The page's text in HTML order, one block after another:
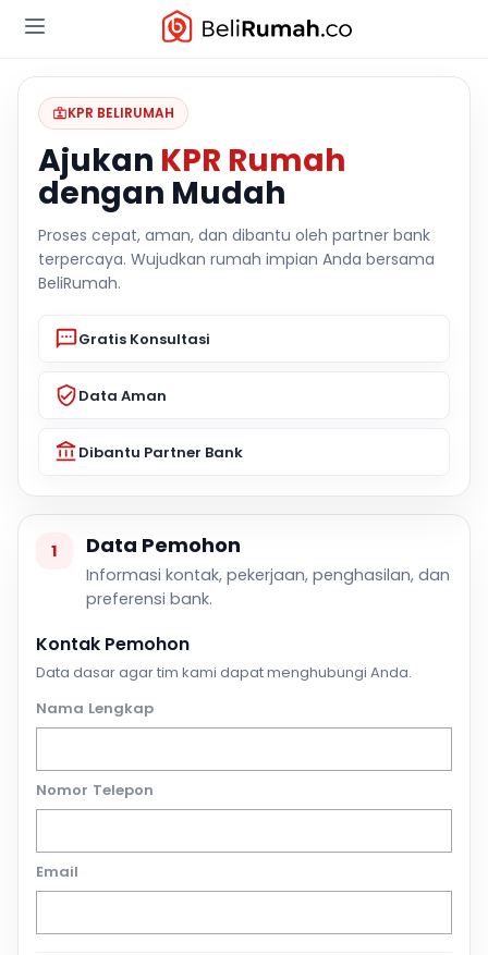
KPR BELIRUMAH
Ajukan KPR Rumah
dengan Mudah
Proses cepat, aman, dan dibantu oleh partner bank
terpercaya. Wujudkan rumah impian Anda bersama
BeliRumah.
Gratis Konsultasi
Data Aman
Dibantu Partner Bank
1 Data Pemohon
Informasi kontak, pekerjaan, penghasilan, dan
preferensi bank.
Kontak Pemohon
Data dasar agar tim kami dapat menghubungi Anda.
Nama Lengkap
Nomor Telepon
Email